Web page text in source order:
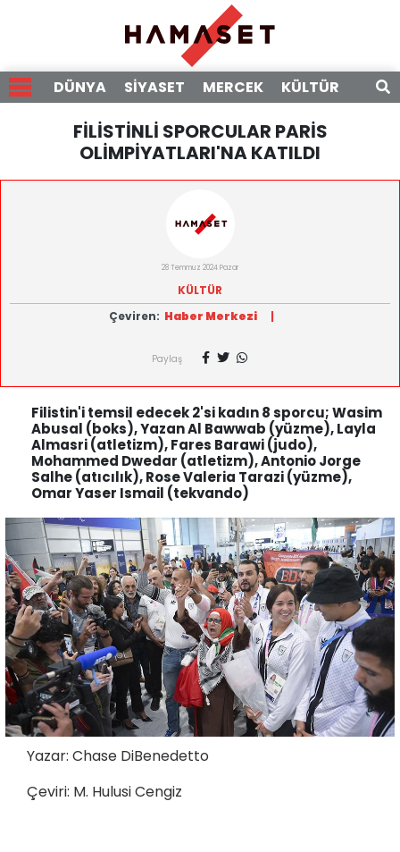
DÜNYA SİYASET MERCEK KÜLTÜR
FİLİSTİNLİ SPORCULAR PARİS
OLİMPİYATLARI'NA KATILDI
28 Temmuz 2024 Pazar
KÜLTÜR
Çeviren: Haber Merkezi |
Paylaş
Filistin'i temsil edecek 2'si kadın 8 sporcu; Wasim
Abusal (boks), Yazan Al Bawwab (yüzme), Layla
Almasri (atletizm), Fares Barawi (judo),
Mohammed Dwedar (atletizm), Antonio Jorge
Salhe (atıcılık), Rose Valeria Tarazi (yüzme),
Omar Yaser Ismail (tekvando)
Yazar: Chase DiBenedetto
Çeviri: M. Hulusi Cengiz